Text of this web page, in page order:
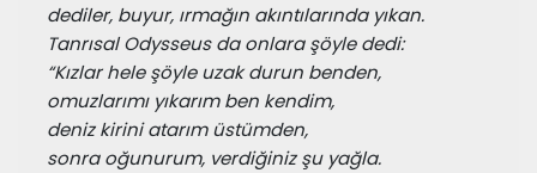
dediler, buyur, ırmağın akıntılarında yıkan.
Tanrısal Odysseus da onlara şöyle dedi:
“Kızlar hele şöyle uzak durun benden,
omuzlarımı yıkarım ben kendim,
deniz kirini atarım üstümden,
sonra oğunurum, verdiğiniz şu yağla.